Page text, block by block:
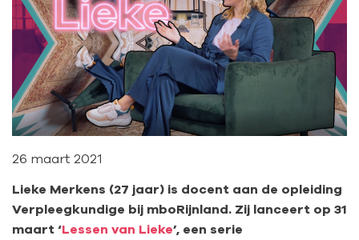
26 maart 2021
Lieke Merkens (27 jaar) is docent aan de opleiding
Verpleegkundige bij mboRijnland. Zij lanceert op 31
maart ‘Lessen van Lieke’, een serie